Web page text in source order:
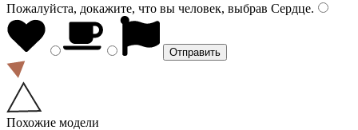
Пожалуйста, докажите, что вы человек, выбрав Сердце.
Похожие модели